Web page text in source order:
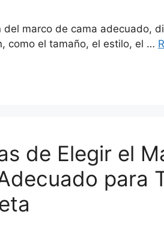
del marco de cama adecuado,
como el tamaño, el estilo, el …
de Elegir el
para